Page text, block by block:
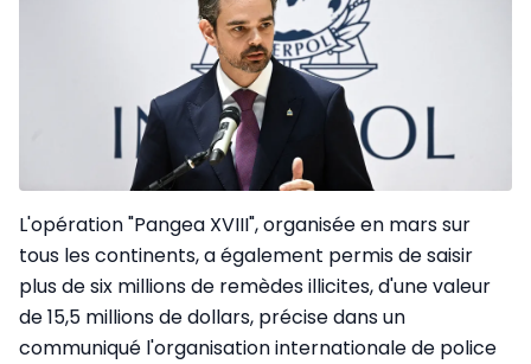
L'opération "Pangea XVIII", organisée en mars sur
tous les continents, a également permis de saisir
plus de six millions de remèdes illicites, d'une valeur
de 15,5 millions de dollars, précise dans un
communiqué l'organisation internationale de police